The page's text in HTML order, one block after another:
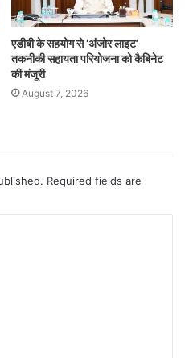
एडीबी के सहयोग से ‘अंजोर लाइट’
तकनीकी सहायता परियोजना को कैबिनेट
की मंजूरी
August 7, 2026
Required fields are